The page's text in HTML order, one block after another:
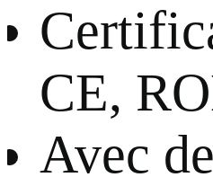
CE,
Avec